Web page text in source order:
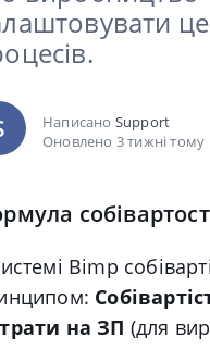
Написано Support
Оновлено 3 тижні тому
Bimp
на ЗП (для